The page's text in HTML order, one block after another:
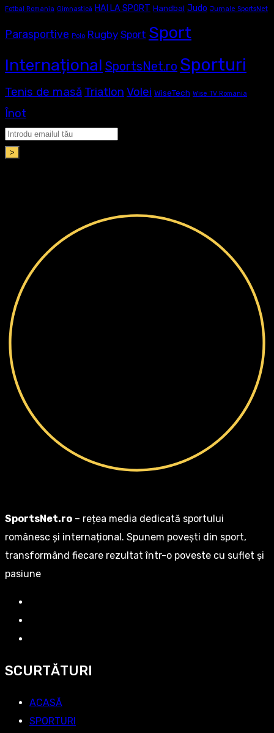
Fotbal Romania Gimnastică HAI LA SPORT Handbal Judo Jurnale SportsNet
Parasportive Polo Rugby Sport Sport
Internațional SportsNet.ro Sporturi
Tenis de masă Triatlon Volei WiseTech Wise TV Romania
Înot
>
SportsNet.ro – rețea media dedicată sportului
românesc și internațional. Spunem povești din sport,
transformând fiecare rezultat într-o poveste cu suflet și
pasiune
SCURTĂTURI
ACASĂ
SPORTURI